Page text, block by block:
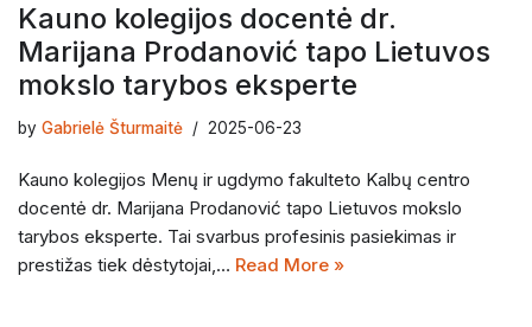
Kauno kolegijos docentė dr.
Marijana Prodanović tapo Lietuvos
mokslo tarybos eksperte
by Gabrielė Šturmaitė 2025-06-23
Kauno kolegijos Menų ir ugdymo fakulteto Kalbų centro
docentė dr. Marijana Prodanović tapo Lietuvos mokslo
tarybos eksperte. Tai svarbus profesinis pasiekimas ir
prestižas tiek dėstytojai,… Read More »